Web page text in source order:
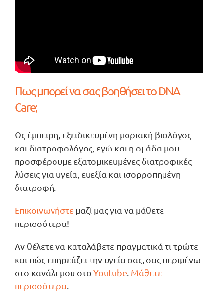
Πως μπορεί να σας βοηθήσει το DNA
Care;
Ως έμπειρη, εξειδικευμένη μοριακή βιολόγος
και διατροφολόγος, εγώ και η ομάδα μου
προσφέρουμε εξατομικευμένες διατροφικές
λύσεις για υγεία, ευεξία και ισορροπημένη
διατροφή.
Επικοινωνήστε μαζί μας για να μάθετε
περισσότερα!
Αν θέλετε να καταλάβετε πραγματικά τι τρώτε
και πώς επηρεάζει την υγεία σας, σας περιμένω
στο κανάλι μου στο Youtube Μάθετε
περισσότερα